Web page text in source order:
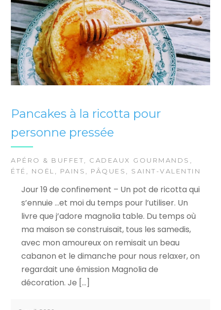
Pancakes à la ricotta pour
personne pressée
APÉRO & BUFFET, CADEAUX GOURMANDS ,
ÉTÉ , NOËL , PAINS , PÂQUES , SAINT-VALENTIN
Jour 19 de confinement – Un pot de ricotta qui
s’ennuie …et moi du temps pour l’utiliser. Un
livre que j’adore magnolia table. Du temps où
ma maison se construisait, tous les samedis,
avec mon amoureux on remisait un beau
cabanon et le dimanche pour nous relaxer, on
regardait une émission Magnolia de
décoration. Je […]